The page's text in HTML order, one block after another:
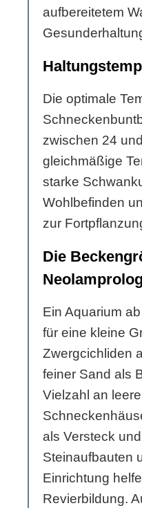
aufbereitetem
Die optimale
zwischen 24
gleichmäßige
starke
Wohlbefinden
zur
Die
Ein Aquarium
für eine kleine
Zwergcichliden
feiner Sand als
Vielzahl an
als Versteck
Steinaufbauten
Einrichtung
Revierbildung.